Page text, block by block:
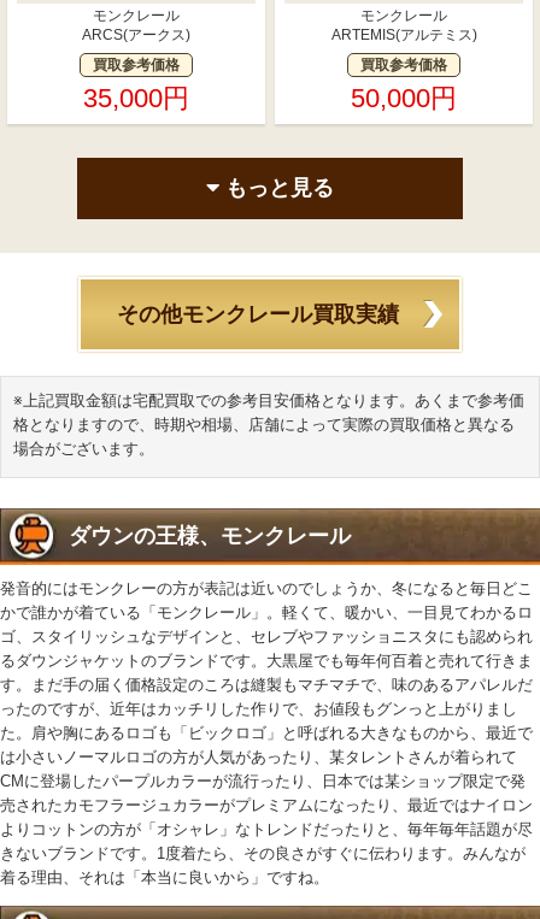
モンクレール
ARCS(アークス)
買取参考価格
35,000円
モンクレール
ARTEMIS(アルテミス)
買取参考価格
50,000円
もっと見る
その他モンクレール買取実績
※上記買取金額は宅配買取での参考目安価格となります。あくまで参考価
格となりますので、時期や相場、店舗によって実際の買取価格と異なる
場合がございます。
ダウンの王様、モンクレール
発音的にはモンクレーの方が表記は近いのでしょうか、冬になると毎日どこ
かで誰かが着ている「モンクレール」。軽くて、暖かい、一目見てわかるロ
ゴ、スタイリッシュなデザインと、セレブやファッショニスタにも認められ
るダウンジャケットのブランドです。大黒屋でも毎年何百着と売れて行きま
す。まだ手の届く価格設定のころは縫製もマチマチで、味のあるアパレルだ
ったのですが、近年はカッチリした作りで、お値段もグンっと上がりまし
た。肩や胸にあるロゴも「ビックロゴ」と呼ばれる大きなものから、最近で
は小さいノーマルロゴの方が人気があったり、某タレントさんが着られて
CMに登場したパープルカラーが流行ったり、日本では某ショップ限定で発
売されたカモフラージュカラーがプレミアムになったり、最近ではナイロン
よりコットンの方が「オシャレ」なトレンドだったりと、毎年毎年話題が尽
きないブランドです。1度着たら、その良さがすぐに伝わります。みんなが
着る理由、それは「本当に良いから」ですね。